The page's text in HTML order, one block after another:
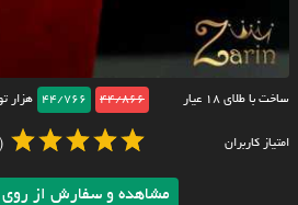
ساخت با طلای ۱۸ عیار 44/866
44/766 هزار
امتیاز کاربران (707)
مشاهده و سفارش از روی